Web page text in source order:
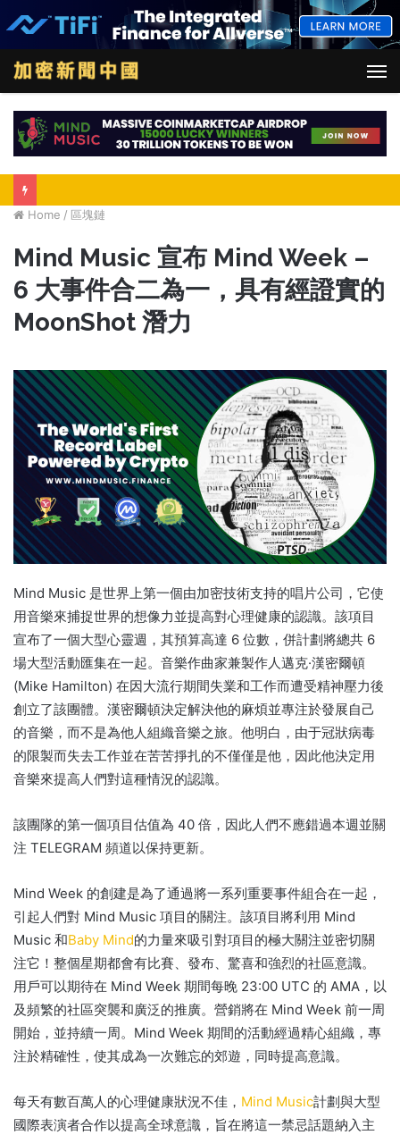
Home / 區塊鏈
Mind Music 宣布 Mind Week –
6 大事件合二為一，具有經證實的
MoonShot 潛力
Mind Music 是世界上第一個由加密技術支持的唱片公司，它使
用音樂來捕捉世界的想像力並提高對心理健康的認識。 該項目
宣布了一個大型心靈週，其預算高達 6 位數，併計劃將總共 6
場大型活動匯集在一起。 音樂作曲家兼製作人邁克·漢密爾頓
(Mike Hamilton) 在因大流行期間失業和工作而遭受精神壓力後
創立了該團體。 漢密爾頓決定解決他的麻煩並專注於發展自己
的音樂，而不是為他人組織音樂之旅。 他明白，由于冠狀病毒
的限製而失去工作並在苦苦掙扎的不僅僅是他，因此他決定用
音樂來提高人們對這種情況的認識。
該團隊的第一個項目估值為 40 倍，因此人們不應錯過本週並關
注 TELEGRAM 頻道以保持更新。
Mind Week 的創建是為了通過將一系列重要事件組合在一起，
引起人們對 Mind Music 項目的關注。 該項目將利用 Mind
Music 和Baby Mind的力量來吸引對項目的極大關注並密切關
注它！ 整個星期都會有比賽、發布、驚喜和強烈的社區意識。
用戶可以期待在 Mind Week 期間每晚 23:00 UTC 的 AMA，以
及頻繁的社區突襲和廣泛的推廣。 營銷將在 Mind Week 前一周
開始，並持續一周。 Mind Week 期間的活動經過精心組織，專
注於精確性，使其成為一次難忘的郊遊，同時提高意識。
每天有數百萬人的心理健康狀況不佳， Mind Music計劃與大型
國際表演者合作以提高全球意識，旨在將這一禁忌話題納入主